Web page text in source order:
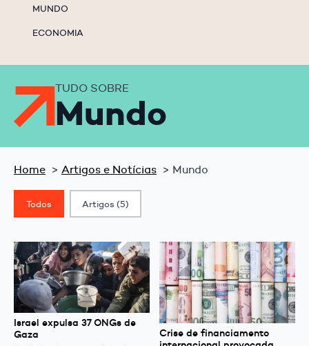
MUNDO
ECONOMIA
TUDO SOBRE
Mundo
Home Artigos e Notícias Mundo
Classif. Post
Todos Artigos (5)
Israel expulsa 37 ONGs de
Gaza
Crise de financiamento